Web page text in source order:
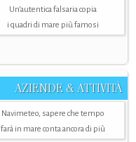
Un’autentica falsaria copia
i quadri di mare più famosi
AZIENDE & ATTIVITÀ
Navimeteo, sapere che tempo
farà in mare conta ancora di più